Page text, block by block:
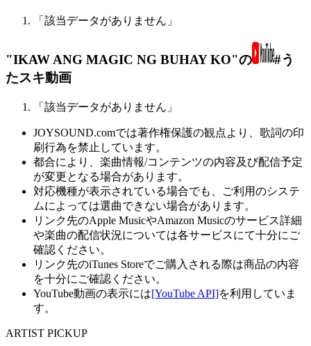
「該当データがありません」
"IKAW ANG MAGIC NG BUHAY KO"の
#う
たスキ動画
「該当データがありません」
JOYSOUND.comでは著作権保護の観点より、歌詞の印
刷行為を禁止しています。
都合により、楽曲情報/コンテンツの内容及び配信予定
が変更となる場合があります。
対応機種が表示されている場合でも、ご利用のシステ
ムによっては選曲できない場合があります。
リンク先のApple MusicやAmazon Musicのサービス詳細
や楽曲の配信状況については各サービスにて十分にご
確認ください。
リンク先のiTunes Storeでご購入される際は商品の内容
を十分にご確認ください。
YouTube動画の表示には[YouTube API]を利用していま
す。
ARTIST PICKUP